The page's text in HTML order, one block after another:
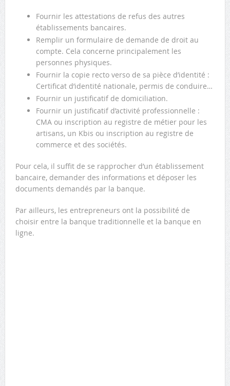
Fournir les attestations de refus des autres
établissements bancaires.
Remplir un formulaire de demande de droit au
compte. Cela concerne principalement les
personnes physiques.
Fournir la copie recto verso de sa pièce d’identité :
Certificat d’identité nationale, permis de conduire…
Fournir un justificatif de domiciliation.
Fournir un justificatif d’activité professionnelle :
CMA ou inscription au registre de métier pour les
artisans, un Kbis ou inscription au registre de
commerce et des sociétés.
Pour cela, il suffit de se rapprocher d’un établissement
bancaire, demander des informations et déposer les
documents demandés par la banque.
Par ailleurs, les entrepreneurs ont la possibilité de
choisir entre la banque traditionnelle et la banque en
ligne.